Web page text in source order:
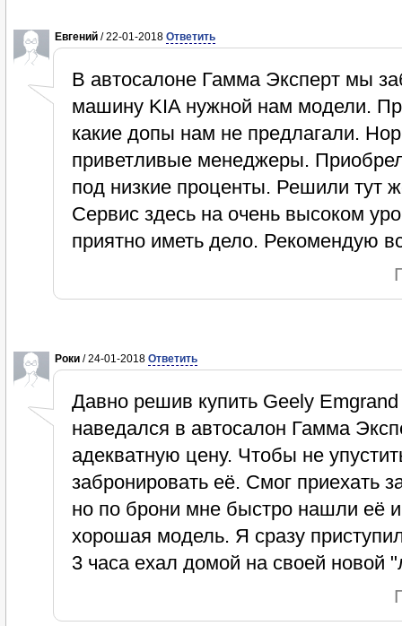
Евгений / 22-01-2018 Ответить
В автосалоне Гамма Эксперт мы
машину KIA нужной нам модели.
какие допы нам не предлагали.
приветливые менеджеры.
под низкие проценты. Решили тут
Сервис здесь на очень высоком
приятно иметь дело. Рекомендую
Роки / 24-01-2018 Ответить
Давно решив купить Geely
наведался в автосалон Гамма
адекватную цену. Чтобы не
забронировать её. Смог приехать
но по брони мне быстро нашли её
хорошая модель. Я сразу
3 часа ехал домой на своей новой